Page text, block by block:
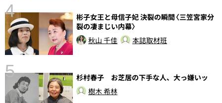
4
彬子女王と母信子妃 決裂の瞬間〈三笠宮家分
裂の凄まじい内幕〉
秋山 千佳
本誌取材班
5
杉村春子 お芝居の下手な人、大っ嫌いッ
樹木 希林